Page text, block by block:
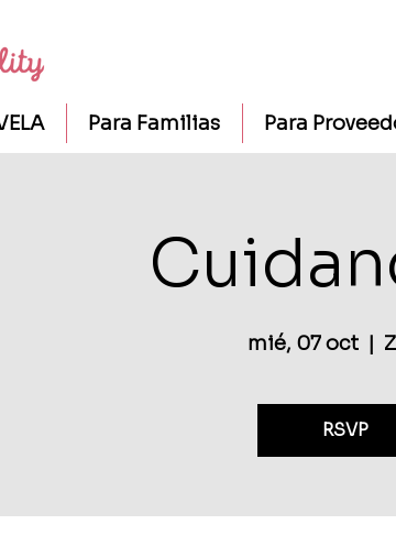
Para Familias Para
mié, 07 oct
  |
RSVP